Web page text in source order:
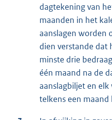
dagtekening van
maanden in het
aanslagen worden
dien verstande dat
minste drie
één maand na de
aanslagbiljet en
telkens een maand